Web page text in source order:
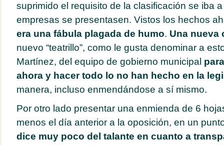
suprimido el requisito de la clasificación se iba
empresas se presentasen. Vistos los hechos
era una fábula plagada de humo. Una nueva
nuevo “teatrillo”, como le gusta denominar a
Martínez, del equipo de gobierno municipal
ahora y hacer todo lo no han hecho en la
manera, incluso enmendándose a sí mismo.
Por otro lado presentar una enmienda de 6
menos el día anterior a la oposición, en un
dice muy poco del talante en cuanto a